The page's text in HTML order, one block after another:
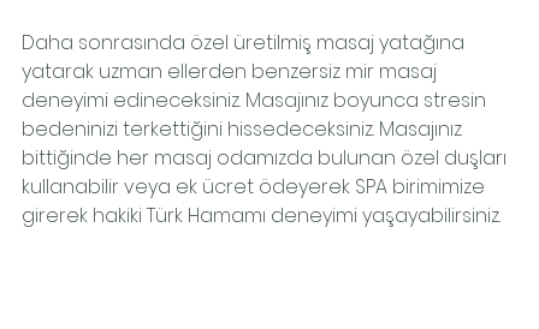
Daha sonrasında özel üretilmiş masaj yatağına
yatarak uzman ellerden benzersiz mir masaj
deneyimi edineceksiniz. Masajınız boyunca stresin
bedeninizi terkettiğini hissedeceksiniz. Masajınız
bittiğinde her masaj odamızda bulunan özel duşları
kullanabilir veya ek ücret ödeyerek SPA birimimize
girerek hakiki Türk Hamamı deneyimi yaşayabilirsiniz.